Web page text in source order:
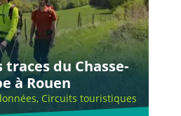
traces du Chasse-
à Rouen
Circuits touristiques